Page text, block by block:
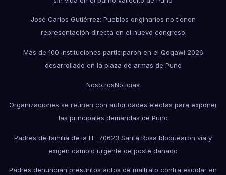
José Carlos Gutiérrez: Pueblos originarios no tienen
representación directa en el nuevo congreso
Más de 100 instituciones participaron en el Qoqawi 2026
desarrollado en la plaza de armas de Puno
NosotrosNoticias
Organizaciones se reúnen con autoridades electas para exponer
las principales demandas de Puno
Padres de familia de la I.E. 70623 Santa Rosa bloquearon vía y
exigen cambio urgente de poste dañado
Padres denuncian presuntos actos de maltrato contra escolar en